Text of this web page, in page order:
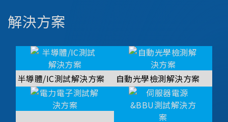
解決方案
半導體/IC測試解決方案 自動光學檢測解決方案